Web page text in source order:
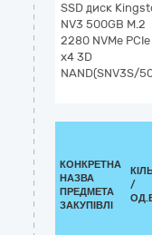
SSD диск
NV3 500GB M.2
2280 NVMe
x4 3D
NAND(SNV3S/
КОНКРЕТНА
НАЗВА
ПРЕДМЕТА
ЗАКУПІВЛІ
/